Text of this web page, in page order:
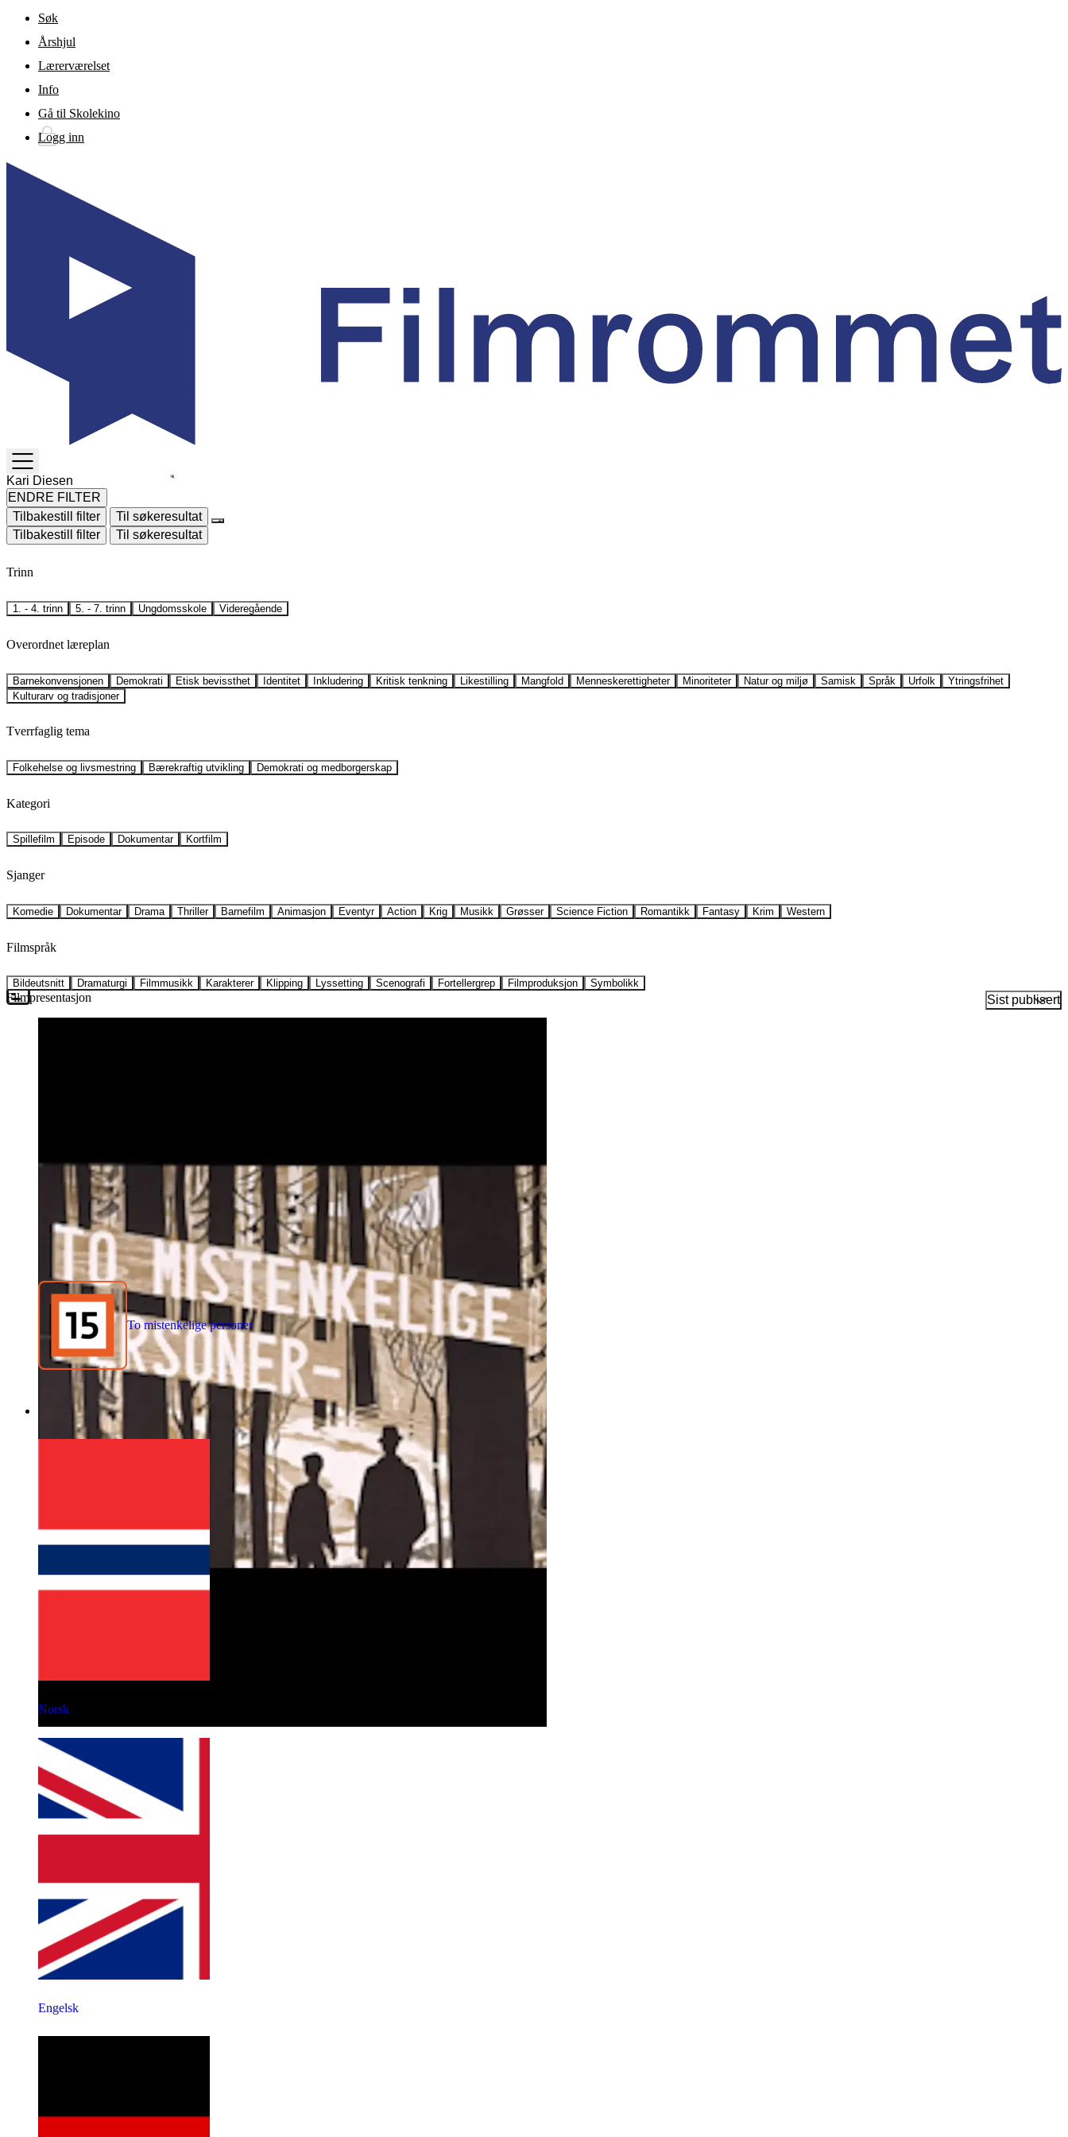
Gå til hovedinnhold
Søk
Årshjul
Lærerværelset
Info
Gå til Skolekino
Logg inn
TOGGLE
MENU
ENDRE FILTER
Tilbakestill filter
Til søkeresultat
Tilbakestill filter
Til søkeresultat
Trinn
1. - 4. trinn 5. - 7. trinn Ungdomsskole Videregående
Overordnet læreplan
Barnekonvensjonen Demokrati Etisk bevissthet Identitet Inkludering Kritisk tenkning Likestilling Mangfold Menneskerettigheter Minoriteter Natur og miljø Samisk Språk Urfolk
Ytringsfrihet
Kulturarv og tradisjoner
Tverrfaglig tema
Folkehelse og livsmestring Bærekraftig utvikling Demokrati og medborgerskap
Kategori
Spillefilm Episode Dokumentar Kortfilm
Sjanger
Komedie Dokumentar Drama Thriller Barnefilm Animasjon Eventyr Action Krig Musikk Grøsser Science Fiction Romantikk Fantasy Krim Western
Filmspråk
Bildeutsnitt Dramaturgi Filmmusikk Karakterer Klipping Lyssetting Scenografi Fortellergrep Filmproduksjon Symbolikk
Sist publisert
Filmpresentasjon
To mistenkelige personer
Norsk
Engelsk